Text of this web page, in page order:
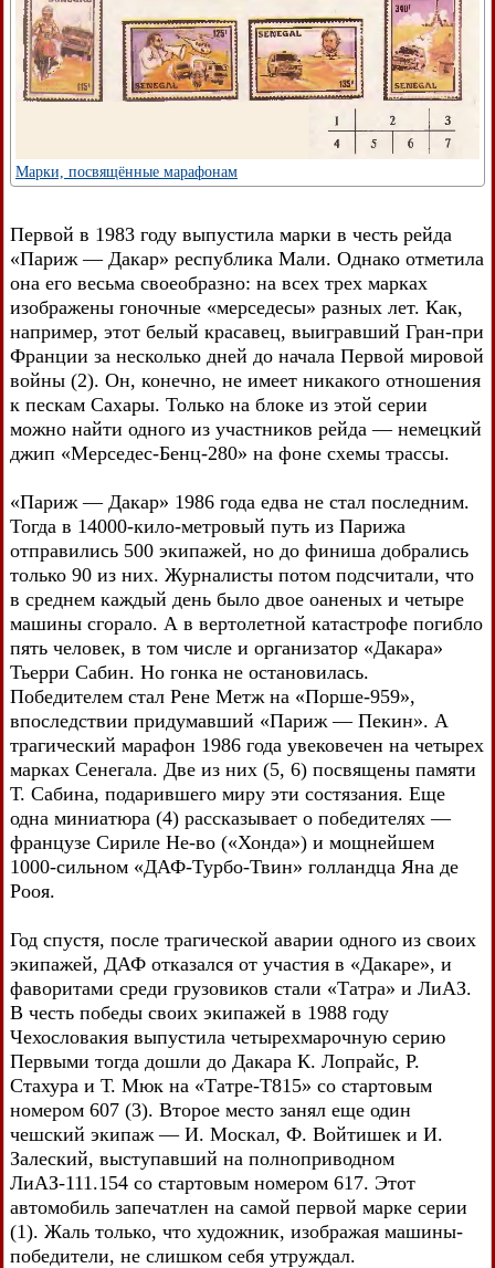
Марки, посвящённые марафонам
Первой в 1983 году выпустила марки в честь рейда
«Париж — Дакар» республика Мали. Однако отметила
она его весьма своеобразно: на всех трех марках
изображены гоночные «мерседесы» разных лет. Как,
например, этот белый красавец, выигравший Гран-при
Франции за несколько дней до начала Первой мировой
войны (2). Он, конечно, не имеет никакого отношения
к пескам Сахары. Только на блоке из этой серии
можно найти одного из участников рейда — немецкий
джип «Мерседес-Бенц-280» на фоне схемы трассы.
«Париж — Дакар» 1986 года едва не стал последним.
Тогда в 14000-кило-метровый путь из Парижа
отправились 500 экипажей, но до финиша добрались
только 90 из них. Журналисты потом подсчитали, что
в среднем каждый день было двое оаненых и четыре
машины сгорало. А в вертолетной катастрофе погибло
пять человек, в том числе и организатор «Дакара»
Тьерри Сабин. Но гонка не остановилась.
Победителем стал Рене Метж на «Порше-959»,
впоследствии придумавший «Париж — Пекин». А
трагический марафон 1986 года увековечен на четырех
марках Сенегала. Две из них (5, 6) посвящены памяти
Т. Сабина, подарившего миру эти состязания. Еще
одна миниатюра (4) рассказывает о победителях —
французе Сириле Не-во («Хонда») и мощнейшем
1000-сильном «ДАФ-Турбо-Твин» голландца Яна де
Рооя.
Год спустя, после трагической аварии одного из своих
экипажей, ДАФ отказался от участия в «Дакаре», и
фаворитами среди грузовиков стали «Татра» и ЛиАЗ.
В честь победы своих экипажей в 1988 году
Чехословакия выпустила четырехмарочную серию
Первыми тогда дошли до Дакара К. Лопрайс, Р.
Стахура и Т. Мюк на «Татре-Т815» со стартовым
номером 607 (3). Второе место занял еще один
чешский экипаж — И. Москал, Ф. Войтишек и И.
Залеский, выступавший на полноприводном
ЛиАЗ-111.154 со стартовым номером 617. Этот
автомобиль запечатлен на самой первой марке серии
(1). Жаль только, что художник, изображая машины-
победители, не слишком себя утруждал.